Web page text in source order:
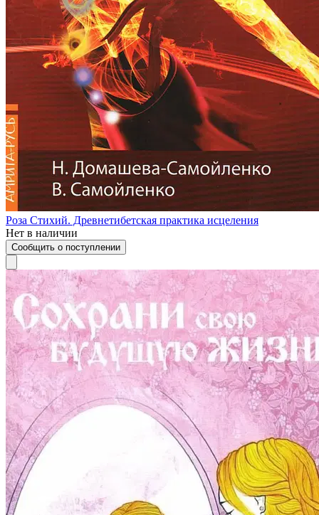
Роза Стихий. Древнетибетская практика исцеления
Нет в наличии
Сообщить о поступлении